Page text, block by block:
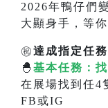
2026年鴨仔們
大顯身手，等
㊗️達成指定任
🐣 基本任務：
在展場找到任4
FB或IG